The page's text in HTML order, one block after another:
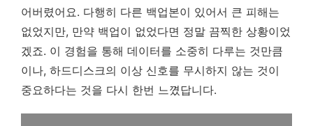
어버렸어요. 다행히 다른 백업본이 있어서 큰 피해는
없었지만, 만약 백업이 없었다면 정말 끔찍한 상황이었
겠죠. 이 경험을 통해 데이터를 소중히 다루는 것만큼
이나, 하드디스크의 이상 신호를 무시하지 않는 것이
중요하다는 것을 다시 한번 느꼈답니다.